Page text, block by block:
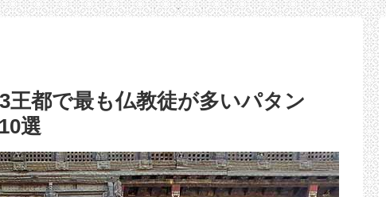
王都で最も仏教徒が多いパタン
選